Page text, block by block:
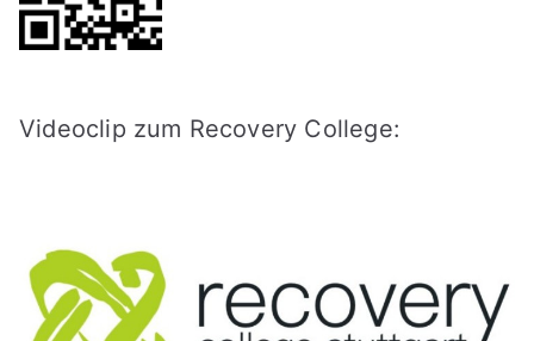
Videoclip zum Recovery College: